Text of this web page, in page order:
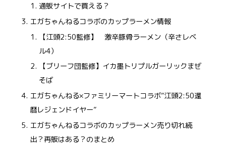
通販サイトで買える？
エガちゃんねるコラボのカップラーメン情報
【江頭2:50監修】 激辛豚骨ラーメン（辛さレベ
ル4）
【ブリーフ団監修】イカ墨トリプルガーリックまぜ
そば
エガちゃんねる×ファミリーマートコラボ”江頭2:50還
暦レジェンドイヤー”
エガちゃんねるコラボのカップラーメン売り切れ続
出？再販はある？のまとめ